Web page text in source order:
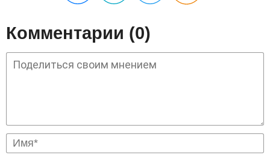
Комментарии (0)